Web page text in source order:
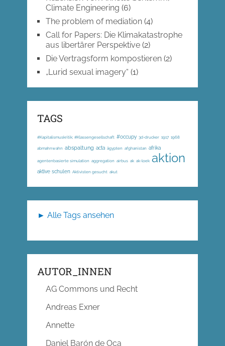
Climate Engineering (6)
The problem of mediation(4)
Call for Papers: Die Klimakatastrophe
aus libertärer Perspektive(2)
Die Vertragsform kompostieren(2)
„Lurid sexual imagery“ (1)
TAGS
#Kapitalismuskritik; #Klassengesellschaft #occupy 3d-drucker 1917 1968
abmahnwahn abspaltung acta ägypten afghanistan afrika
agentenbasierte simulation aggregation airbus ak ak-loek aktion
aktive schulen Aktivisten gesucht akut
► Alle Tags ansehen
AUTOR_INNEN
AG Commons und Recht
Andreas Exner
Annette
Daniel Barón de Oca